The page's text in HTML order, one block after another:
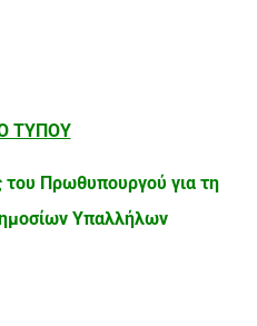
ΤΥΠΟΥ
Πρωθυπουργού για τη
Υπαλλήλων